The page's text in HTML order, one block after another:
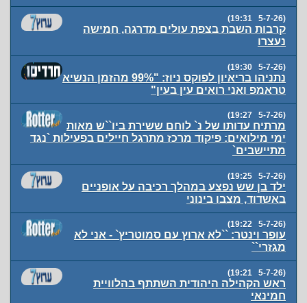
(5-7-26 19:31)
קרבות השבת בצפת עולים מדרגה, חמישה
נעצרו
(5-7-26 19:30)
נתניהו בריאיון לפוקס ניוז: "99% מהזמן הנשיא
טראמפ ואני רואים עין בעין"
(5-7-26 19:27)
מרתיח עדותו של נ` לוחם ששירת ביו``ש מאות
ימי מילואים: פיקוד מרכז מתרגל חיילים בפעילות `נגד
מתיישבים`
(5-7-26 19:25)
ילד בן שש נפצע במהלך רכיבה על אופניים
באשדוד, מצבו בינוני
(5-7-26 19:22)
עופר וינטר: ``לא ארוץ עם סמוטריץ` - אני לא
מגזרי``
(5-7-26 19:21)
ראש הקהילה היהודית השתתף בהלוויית
חמינאי